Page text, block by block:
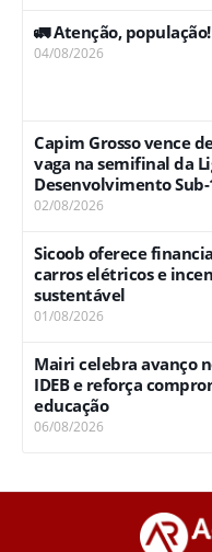
🚛 Atenção, população!
04/08/2026
Capim Grosso vence
vaga na semifinal da
Desenvolvimento Sub-
02/08/2026
Sicoob oferece
carros elétricos e
sustentável
01/08/2026
Mairi celebra avanço
IDEB e reforça
educação
06/08/2026